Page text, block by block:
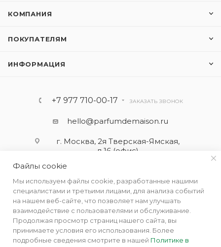
КОМПАНИЯ
ПОКУПАТЕЛЯМ
ИНФОРМАЦИЯ
+7 977 710-00-17 ЗАКАЗАТЬ ЗВОНОК
hello@parfumdemaison.ru
г. Москва, 2я Тверская-Ямская,
д.16 (офис)
Файлы cookie
Мы используем файлы cookie, разработанные нашими
специалистами и третьими лицами, для анализа событий
на нашем веб-сайте, что позволяет нам улучшать
взаимодействие с пользователями и обслуживание.
Продолжая просмотр страниц нашего сайта, вы
принимаете условия его использования. Более
подробные сведения смотрите в нашей Политике в